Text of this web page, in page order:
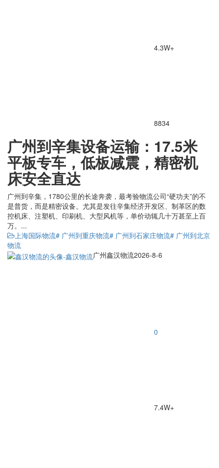
4.3W+
8834
广州到辛集设备运输：17.5米
平板专车，低板减震，精密机
床安全直达
广州到辛集，1780公里的长途奔袭，最考验物流公司“硬功夫”的不
是普货，而是精密设备。尤其是发往辛集经济开发区、制革区的数
控机床、注塑机、印刷机、大型风机等，单价动辄几十万甚至上百
万。...
上海国际物流# 广州到重庆物流# 广州到石家庄物流# 广州到北京
物流
广州鑫汉物流2026-8-6
0
7.4W+